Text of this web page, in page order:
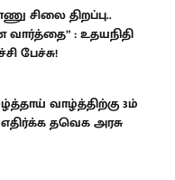
சிலை திறப்பு..
: உதயநிதி
பேச்சு!
வாழ்த்திற்கு 3ம்
தவெக அரசு